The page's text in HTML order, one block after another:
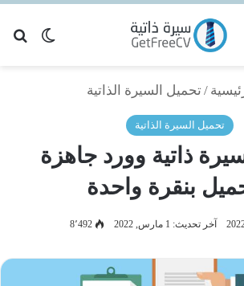
الوضع
/تحميل السيرة الذاتية
تحميل السيرة الذاتية
سيرة ذاتية وورد جاهزة
بنقرة واحدة
آخر تحديث: 1 مارس, 2022 8٬492